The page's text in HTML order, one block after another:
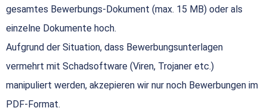
gesamtes Bewerbungs-Dokument (max. 15 MB) oder als
einzelne Dokumente hoch.
Aufgrund der Situation, dass Bewerbungsunterlagen
vermehrt mit Schadsoftware (Viren, Trojaner etc.)
manipuliert werden, akzepieren wir nur noch Bewerbungen im
PDF-Format.